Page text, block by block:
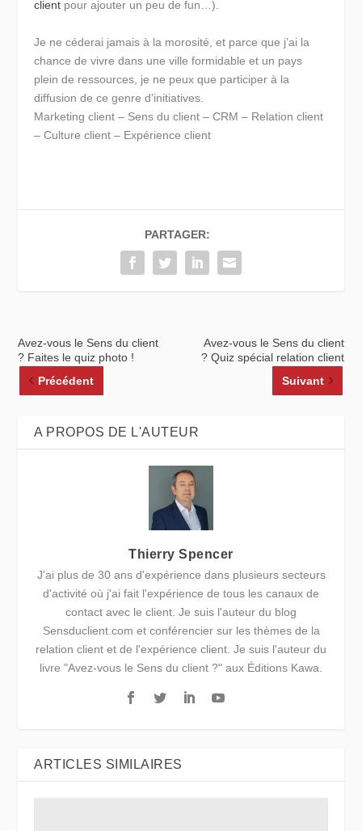
client pour ajouter un peu de fun…).
Je ne céderai jamais à la morosité, et parce que j’ai la
chance de vivre dans une ville formidable et un pays
plein de ressources, je ne peux que participer à la
diffusion de ce genre d’initiatives.
Marketing client – Sens du client – CRM – Relation client
– Culture client – Expérience client
PARTAGER:
Avez-vous le Sens du client
? Faites le quiz photo !
Précédent
Avez-vous le Sens du client
? Quiz spécial relation client
Suivant
A PROPOS DE L'AUTEUR
Thierry Spencer
J'ai plus de 30 ans d'expérience dans plusieurs secteurs
d'activité où j'ai fait l'expérience de tous les canaux de
contact avec le client. Je suis l'auteur du blog
Sensduclient.com et conférencier sur les thèmes de la
relation client et de l'expérience client. Je suis l'auteur du
livre "Avez-vous le Sens du client ?" aux Éditions Kawa.
ARTICLES SIMILAIRES